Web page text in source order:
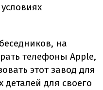
на
телефоны Apple,
этот завод для
деталей для своего